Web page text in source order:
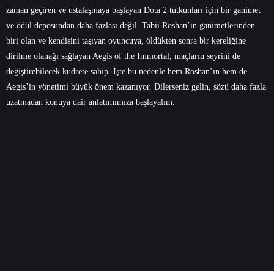
zaman geçiren ve ustalaşmaya başlayan Dota 2 tutkunları için bir ganimet
ve ödül deposundan daha fazlası değil. Tabii Roshan’ın ganimetlerinden
biri olan ve kendisini taşıyan oyuncuya, öldükten sonra bir kereliğine
dirilme olanağı sağlayan Aegis of the Immortal, maçların seyrini de
değiştirebilecek kudrete sahip. İşte bu nedenle hem Roshan’ın hem de
Aegis’in yönetimi büyük önem kazanıyor. Dilerseniz gelin, sözü daha fazla
uzatmadan konuya dair anlatımımıza başlayalım.